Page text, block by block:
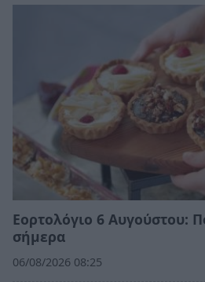
Εορτολόγιο 6 Αυγούστου:
σήμερα
06/08/2026 08:25